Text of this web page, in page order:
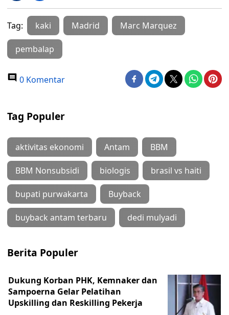
Tag: kaki Madrid Marc Marquez
pembalap
0 Komentar
Tag Populer
aktivitas ekonomi Antam BBM
BBM Nonsubsidi biologis brasil vs haiti
bupati purwakarta Buyback
buyback antam terbaru dedi mulyadi
Berita Populer
Dukung Korban PHK, Kemnaker dan
Sampoerna Gelar Pelatihan
Upskilling dan Reskilling Pekerja